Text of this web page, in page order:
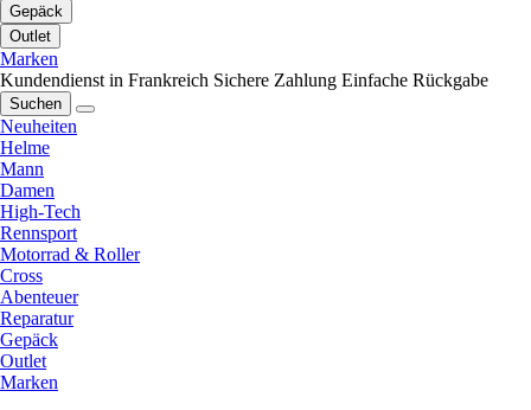
Gepäck
Outlet
Marken
Kundendienst in Frankreich Sichere Zahlung Einfache Rückgabe
Suchen
Neuheiten
Helme
Mann
Damen
High-Tech
Rennsport
Motorrad & Roller
Cross
Abenteuer
Reparatur
Gepäck
Outlet
Marken